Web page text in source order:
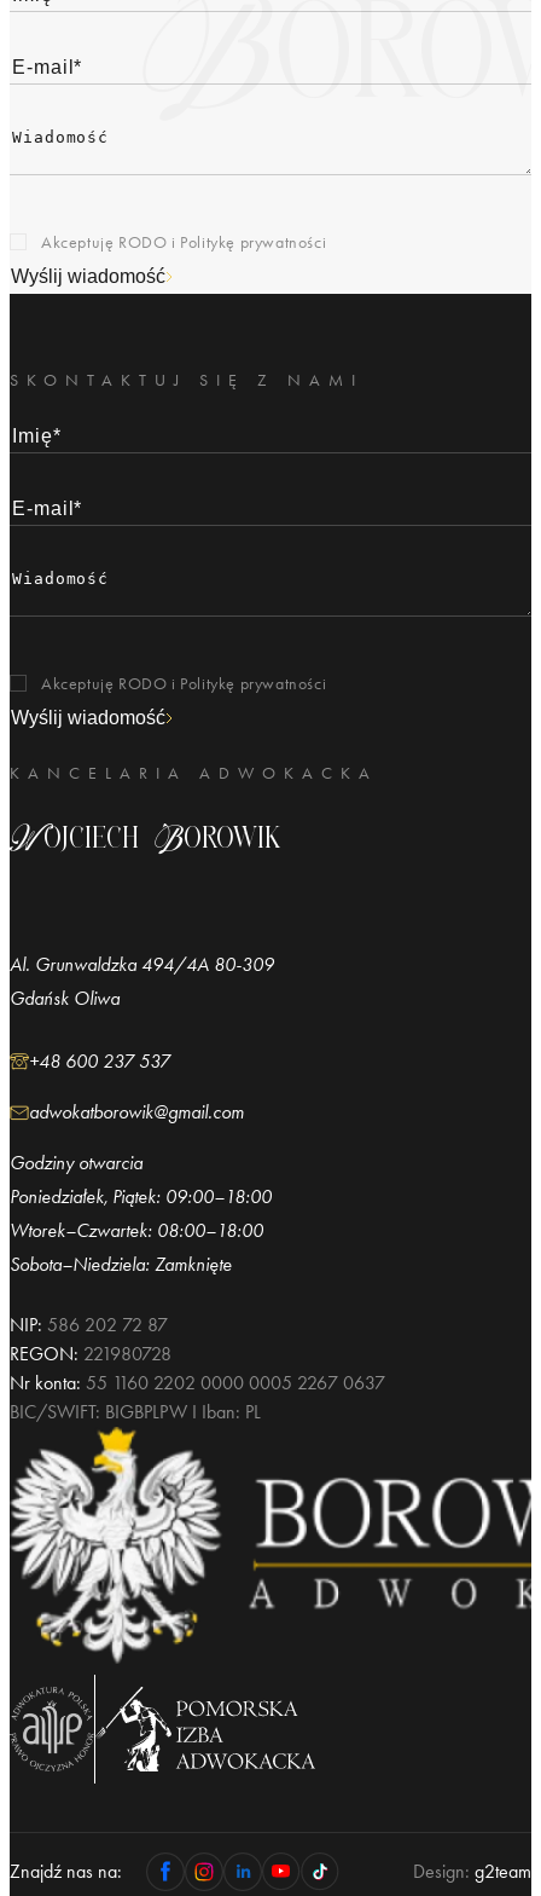
Akceptuję RODO i Politykę prywatności
Wyślij wiadomość
NIP: 586 202 72 87
REGON: 221980728
Nr konta: 55 1160 2202 0000 0005 2267 0637
BIC/SWIFT: BIGBPLPW I Iban: PL
KANCELARIA ADWOKACKA
Wojciech Borowik
Al. Grunwaldzka 494/4A 80-309
Gdańsk Oliwa
+48 600 237 537
adwokatborowik@gmail.com
Godziny otwarcia
Poniedziałek, Piątek: 09:00–18:00
Wtorek–Czwartek: 08:00–18:00
Sobota–Niedziela: Zamknięte
SKONTAKTUJ SIĘ Z NAMI
Akceptuję RODO i Politykę prywatności
Wyślij wiadomość
Znajdź nas na: Design: g2team